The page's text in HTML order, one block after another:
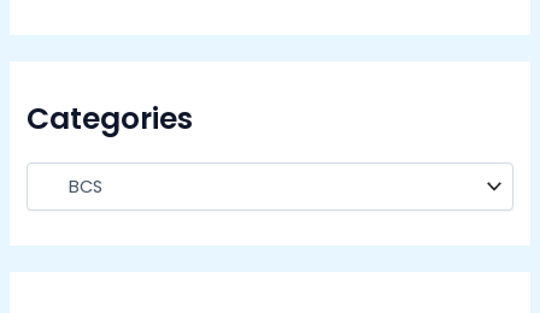
Categories